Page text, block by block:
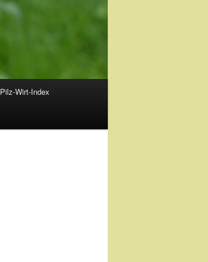
Pilz-Wirt-Index